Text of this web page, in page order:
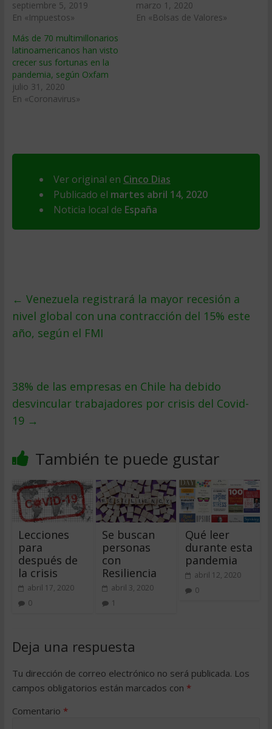
septiembre 5, 2019
En «Impuestos»
marzo 1, 2020
En «Bolsas de Valores»
Más de 70 multimillonarios
latinoamericanos han visto
crecer sus fortunas en la
pandemia, según Oxfam
julio 31, 2020
En «Coronavirus»
Ver original en Cinco Dias
Publicado el martes abril 14, 2020
Noticia local de España
← Venezuela registrará la mayor recesión a
nivel global con una contracción del 15% este
año, según el FMI
38% de las empresas en Chile ha debido
desvincular trabajadores por crisis del Covid-
19 →
También te puede gustar
Lecciones
para
después de
la crisis
abril 17, 2020
0
Se buscan
personas
con
Resiliencia
abril 3, 2020
1
Qué leer
durante esta
pandemia
abril 12, 2020
0
Deja una respuesta
Tu dirección de correo electrónico no será publicada. Los
campos obligatorios están marcados con *
Comentario *